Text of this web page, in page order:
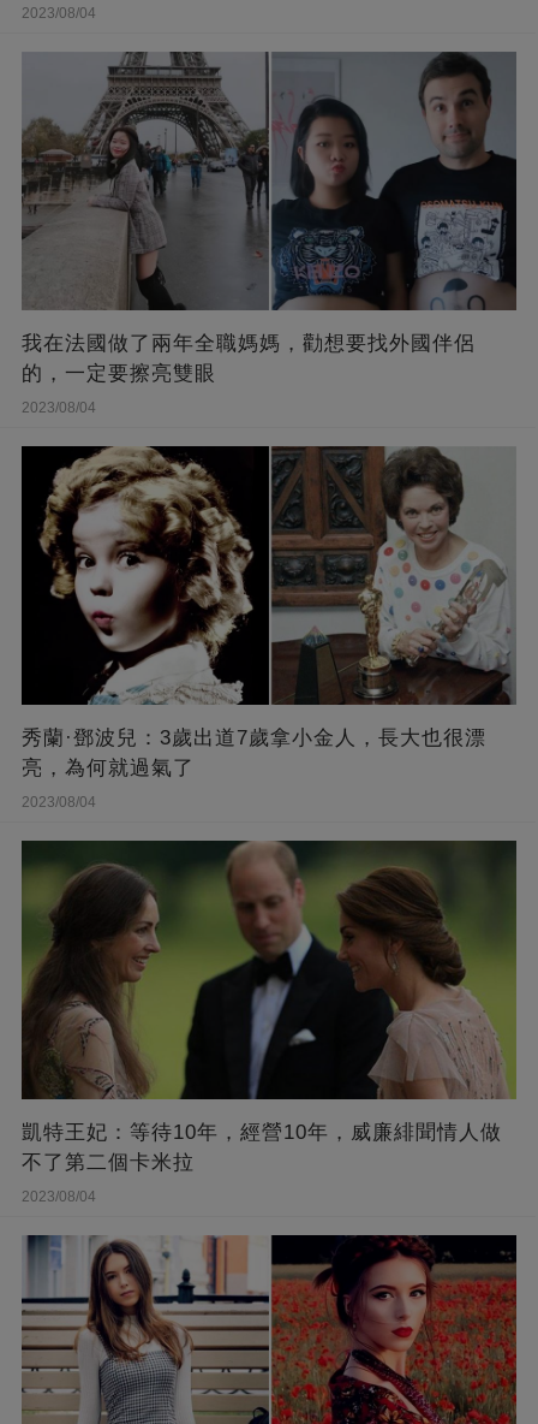
2023/08/04
我在法國做了兩年全職媽媽，勸想要找外國伴侶
的，一定要擦亮雙眼
2023/08/04
秀蘭·鄧波兒：3歲出道7歲拿小金人，長大也很漂
亮，為何就過氣了
2023/08/04
凱特王妃：等待10年，經營10年，威廉緋聞情人做
不了第二個卡米拉
2023/08/04